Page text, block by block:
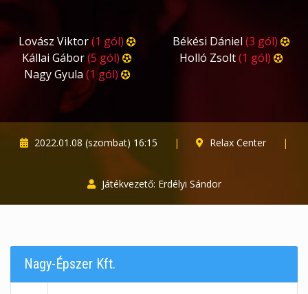
Lovász Viktor(1 gól)
Kállai Gábor(5 gól)
Nagy Gyula(1 gól)
Békési Dániel (3 gól)
Holló Zsolt(1 gól)
2022.01.08 (szombat) 16:15 | Relax Center |
Játékvezető: Erdélyi Sándor
Nagy-Épszer Kft.